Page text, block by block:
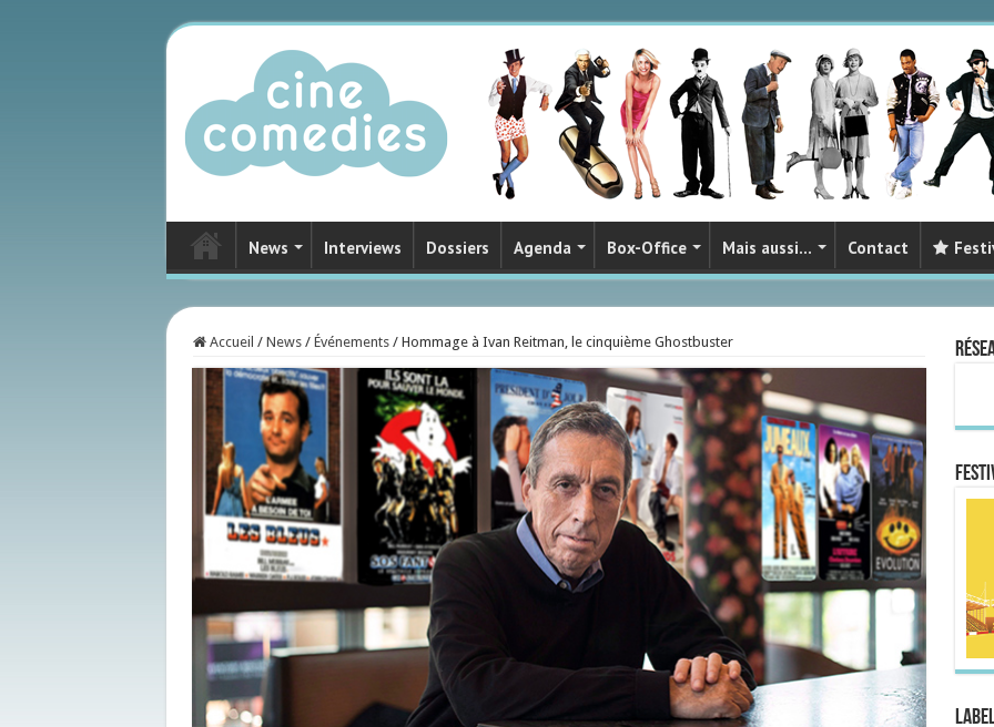
News Interviews Dossiers Agenda Box-Office Mais aussi… Contact
Accueil / News / Événements / Hommage à Ivan Reitman, le cinquième Ghostbuster